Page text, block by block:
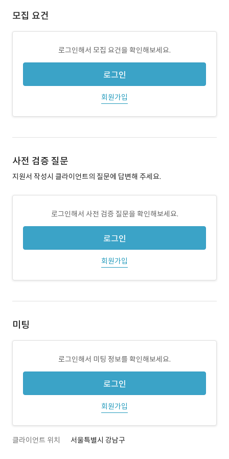
모집 요건
로그인해서 모집 요건을 확인해보세요.
로그인
회원가입
사전 검증 질문
지원서 작성시 클라이언트의 질문에 답변해 주세요.
로그인해서 사전 검증 질문을 확인해보세요.
로그인
회원가입
미팅
로그인해서 미팅 정보를 확인해보세요.
로그인
회원가입
클라이언트 위치 서울특별시 강남구